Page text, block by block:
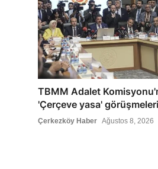
TBMM Adalet
'Çerçeve yasa'
Çerkezköy Haber Ağustos 8, 2026